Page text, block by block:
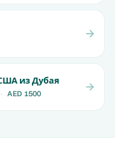
из Дубая
· AED 1500